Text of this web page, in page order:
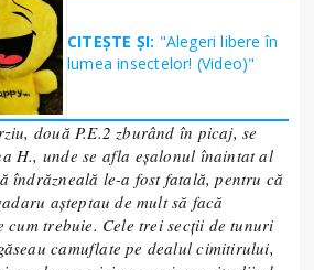
CITEȘTE ȘI: "Alegeri libere în
lumea insectelor! (Video)"
două P.E.2 zburând în picaj, se
H., unde se afla eșalonul înaintat al
îndrăzneală le-a fost fatală, pentru că
așteptau de mult să facă
trebuie. Cele trei secții de tunuri
camuflate pe dealul cimitirului,